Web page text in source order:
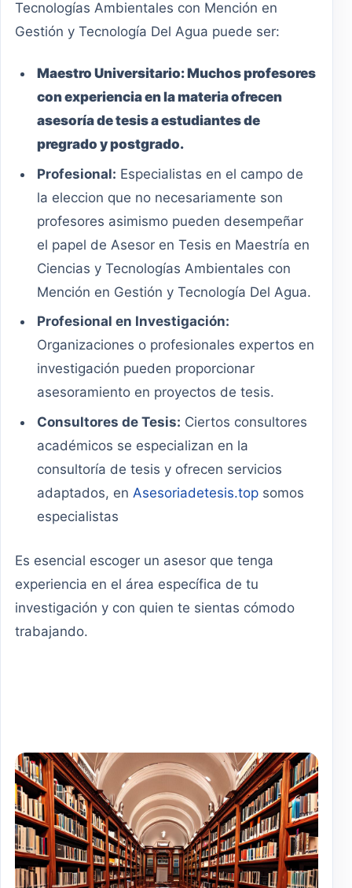
Tecnologías Ambientales con Mención en
Gestión y Tecnología Del Agua puede ser:
MaestroUniversitario:Muchos profesores
con experiencia en la materia ofrecen
asesoría de tesis a estudiantes de
pregrado y postgrado.
Profesional: Especialistas en el campo de
la eleccion que no necesariamente son
profesores asimismo pueden desempeñar
el papel de Asesor en Tesis en Maestría en
Ciencias y Tecnologías Ambientales con
Mención en Gestión y Tecnología Del Agua.
Profesional en Investigación:
Organizaciones o profesionales expertos en
investigación pueden proporcionar
asesoramiento en proyectos de tesis.
Consultores de Tesis: Ciertos consultores
académicos se especializan en la
consultoría de tesis y ofrecen servicios
adaptados, enAsesoriadetesis.top somos
especialistas
Es esencial escoger un asesor que tenga
experiencia en el área específica de tu
investigación y con quien te sientas cómodo
trabajando.